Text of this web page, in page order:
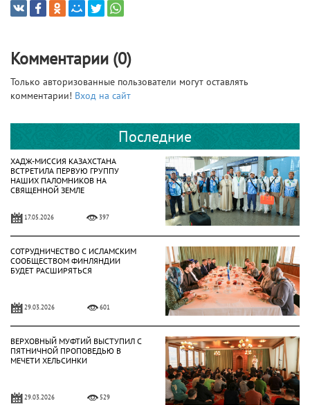
Комментарии (0)
Только авторизованные пользователи могут оставлять
комментарии! Вход на сайт
Последние
ХАДЖ-МИССИЯ КАЗАХСТАНА
ВСТРЕТИЛА ПЕРВУЮ ГРУППУ
НАШИХ ПАЛОМНИКОВ НА
СВЯЩЕННОЙ ЗЕМЛЕ
17.05.2026 397
СОТРУДНИЧЕСТВО С ИСЛАМСКИМ
СООБЩЕСТВОМ ФИНЛЯНДИИ
БУДЕТ РАСШИРЯТЬСЯ
29.03.2026 601
ВЕРХОВНЫЙ МУФТИЙ ВЫСТУПИЛ С
ПЯТНИЧНОЙ ПРОПОВЕДЬЮ В
МЕЧЕТИ ХЕЛЬСИНКИ
29.03.2026 529